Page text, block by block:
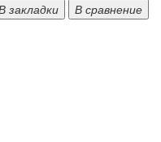
закладки В сравнение